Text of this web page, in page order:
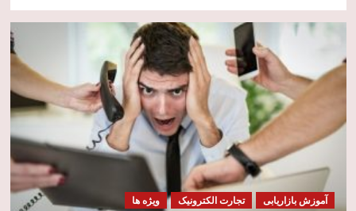
آموزش بازاریابی تجارت الکترونیک ویژه ها